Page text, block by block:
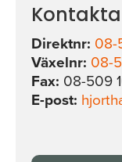
Direktnr: 08-
Växelnr: 08-
Fax: 08-509
E-post: